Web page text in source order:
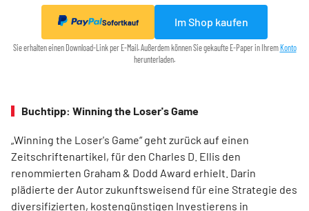
Sofortkauf Im Shop kaufen
Sie erhalten einen Download-Link per E-Mail. Außerdem können Sie gekaufte E-Paper in Ihrem Konto
herunterladen.
Buchtipp: Winning the Loser's Game
„Winning the Loser's Game“ geht zurück auf einen
Zeitschriftenartikel, für den Charles D. Ellis den
renommierten Graham & Dodd Award erhielt. Darin
plädierte der Autor zukunftsweisend für eine Strategie des
diversifizierten, kostengünstigen Investierens in